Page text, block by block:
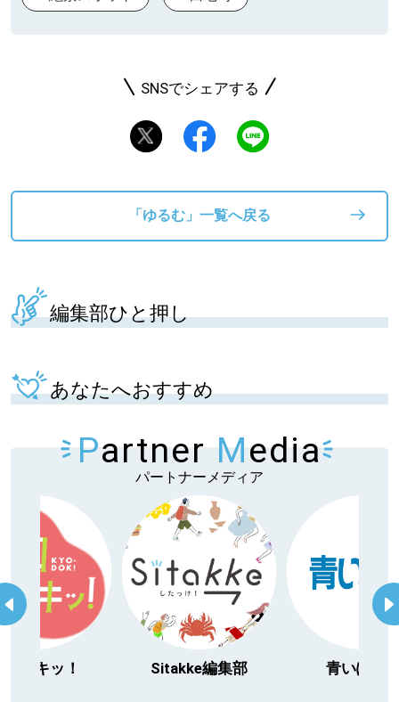
SNSでシェアする
「ゆるむ」一覧へ戻る
編集部ひと押し
あなたへおすすめ
Partner Media
パートナーメディア
日ドキッ！ Sitakke編集部 青いぽす